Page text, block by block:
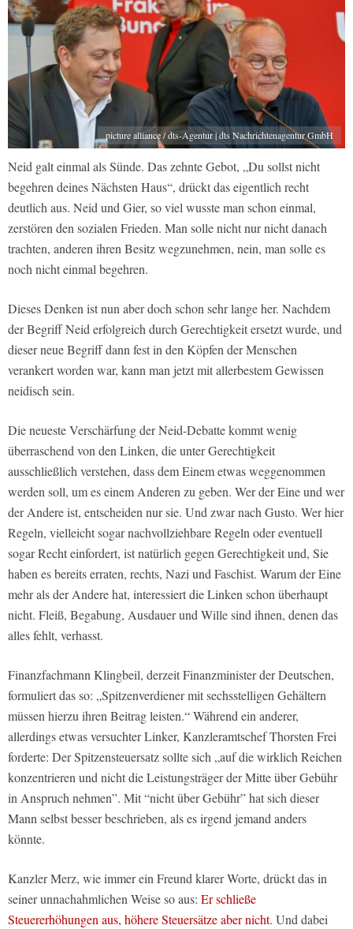
picture alliance / dts-Agentur | dts Nachrichtenagentur GmbH
Neid galt einmal als Sünde. Das zehnte Gebot, „Du sollst nicht
begehren deines Nächsten Haus“, drückt das eigentlich recht
deutlich aus. Neid und Gier, so viel wusste man schon einmal,
zerstören den sozialen Frieden. Man solle nicht nur nicht danach
trachten, anderen ihren Besitz wegzunehmen, nein, man solle es
noch nicht einmal begehren.
Dieses Denken ist nun aber doch schon sehr lange her. Nachdem
der Begriff Neid erfolgreich durch Gerechtigkeit ersetzt wurde, und
dieser neue Begriff dann fest in den Köpfen der Menschen
verankert worden war, kann man jetzt mit allerbestem Gewissen
neidisch sein.
Die neueste Verschärfung der Neid-Debatte kommt wenig
überraschend von den Linken, die unter Gerechtigkeit
ausschließlich verstehen, dass dem Einem etwas weggenommen
werden soll, um es einem Anderen zu geben. Wer der Eine und wer
der Andere ist, entscheiden nur sie. Und zwar nach Gusto. Wer hier
Regeln, vielleicht sogar nachvollziehbare Regeln oder eventuell
sogar Recht einfordert, ist natürlich gegen Gerechtigkeit und, Sie
haben es bereits erraten, rechts, Nazi und Faschist. Warum der Eine
mehr als der Andere hat, interessiert die Linken schon überhaupt
nicht. Fleiß, Begabung, Ausdauer und Wille sind ihnen, denen das
alles fehlt, verhasst.
Finanzfachmann Klingbeil, derzeit Finanzminister der Deutschen,
formuliert das so: „Spitzenverdiener mit sechsstelligen Gehältern
müssen hierzu ihren Beitrag leisten.“ Während ein anderer,
allerdings etwas versuchter Linker, Kanzleramtschef Thorsten Frei
forderte: Der Spitzensteuersatz sollte sich „auf die wirklich Reichen
konzentrieren und nicht die Leistungsträger der Mitte über Gebühr
in Anspruch nehmen”. Mit “nicht über Gebühr” hat sich dieser
Mann selbst besser beschrieben, als es irgend jemand anders
könnte.
Kanzler Merz, wie immer ein Freund klarer Worte, drückt das in
seiner unnachahmlichen Weise so aus: Er schließe
Steuererhöhungen aus, höhere Steuersätze aber nicht. Und dabei